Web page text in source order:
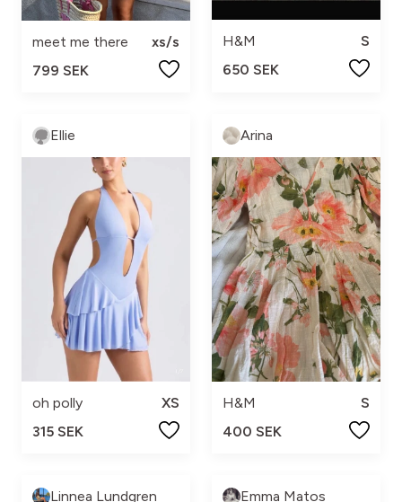
meet me there
xs/s
799 SEK
H&M
S
650 SEK
Ellie
oh polly
XS
315 SEK
Arina
H&M
S
400 SEK
Linnea Lundgren Emma Matos